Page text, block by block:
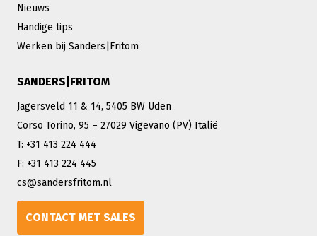
Nieuws
Handige tips
Werken bij Sanders|Fritom
SANDERS|FRITOM
Jagersveld 11 & 14, 5405 BW Uden
Corso Torino, 95 – 27029 Vigevano (PV) Italië
T: +31 413 224 444
F: +31 413 224 445
cs@sandersfritom.nl
CONTACT MET SALES